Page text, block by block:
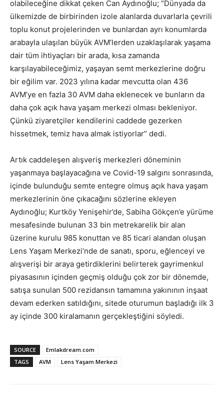
olabileceğine dikkat çeken Can Aydınoğlu; “Dünyada da
ülkemizde de birbirinden izole alanlarda duvarlarla çevrili
toplu konut projelerinden ve bunlardan ayrı konumlarda
arabayla ulaşılan büyük AVM’lerden uzaklaşılarak yaşama
dair tüm ihtiyaçları bir arada, kısa zamanda
karşılayabileceğimiz, yaşayan semt merkezlerine doğru
bir eğilim var. 2023 yılına kadar mevcutta olan 436
AVM’ye en fazla 30 AVM daha eklenecek ve bunların da
daha çok açık hava yaşam merkezi olması bekleniyor.
Çünkü ziyaretçiler kendilerini caddede gezerken
hissetmek, temiz hava almak istiyorlar” dedi.
Artık caddeleşen alışveriş merkezleri döneminin
yaşanmaya başlayacağına ve Covid-19 salgını sonrasında,
içinde bulunduğu semte entegre olmuş açık hava yaşam
merkezlerinin öne çıkacağını sözlerine ekleyen
Aydınoğlu; Kurtköy Yenişehir’de, Sabiha Gökçen’e yürüme
mesafesinde bulunan 33 bin metrekarelik bir alan
üzerine kurulu 985 konuttan ve 85 ticari alandan oluşan
Lens Yaşam Merkezi’nde de sanatı, sporu, eğlenceyi ve
alışverişi bir araya getirdiklerini belirterek gayrimenkul
piyasasının içinden geçmiş olduğu çok zor bir dönemde,
satışa sunulan 500 rezidansın tamamına yakınının inşaat
devam ederken satıldığını, sitede oturumun başladığı ilk 3
ay içinde 300 kiralamanın gerçekleştiğini söyledi.
SOURCE
Emlakdream.com
TAGS
AVM Lens Yaşam Merkezi